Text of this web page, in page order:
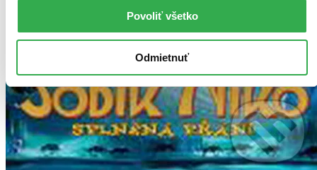
Povoliť všetko
Odmietnuť